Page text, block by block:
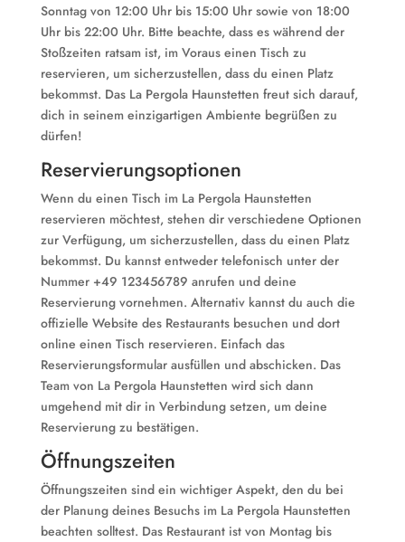
Sonntag von 12:00 Uhr bis 15:00 Uhr sowie von 18:00
Uhr bis 22:00 Uhr. Bitte beachte, dass es während der
Stoßzeiten ratsam ist, im Voraus einen Tisch zu
reservieren, um sicherzustellen, dass du einen Platz
bekommst. Das La Pergola Haunstetten freut sich darauf,
dich in seinem einzigartigen Ambiente begrüßen zu
dürfen!
Reservierungsoptionen
Wenn du einen Tisch im La Pergola Haunstetten
reservieren möchtest, stehen dir verschiedene Optionen
zur Verfügung, um sicherzustellen, dass du einen Platz
bekommst. Du kannst entweder telefonisch unter der
Nummer +49 123456789 anrufen und deine
Reservierung vornehmen. Alternativ kannst du auch die
offizielle Website des Restaurants besuchen und dort
online einen Tisch reservieren. Einfach das
Reservierungsformular ausfüllen und abschicken. Das
Team von La Pergola Haunstetten wird sich dann
umgehend mit dir in Verbindung setzen, um deine
Reservierung zu bestätigen.
Öffnungszeiten
Öffnungszeiten sind ein wichtiger Aspekt, den du bei
der Planung deines Besuchs im La Pergola Haunstetten
beachten solltest. Das Restaurant ist von Montag bis